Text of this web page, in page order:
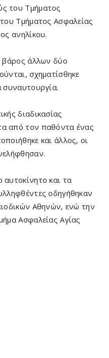
του Τμήματος
Τμήματος Ασφαλείας
ανηλίκου.
βάρος άλλων δύο
σχηματίσθηκε
συναυτουργία.
διαδικασίας
από τον παθόντα ένας
και άλλος, οι
αυτοκίνητο και τα
οδηγήθηκαν
Αθηνών, ενώ την
Ασφαλείας Αγίας